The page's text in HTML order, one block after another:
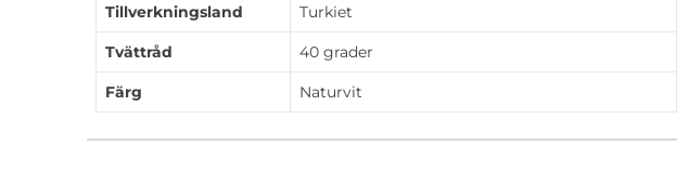
Tillverkningsland Turkiet
Tvättråd 40 grader
Färg Naturvit